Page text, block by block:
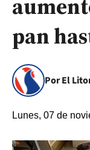
pan
Por El
Lunes, 07 de